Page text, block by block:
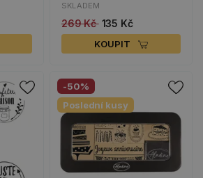
SKLADEM
269 Kč 135 Kč
KOUPIT
-50%
Poslední kusy